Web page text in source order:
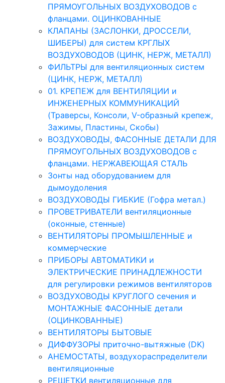
ПРЯМОУГОЛЬНЫХ ВОЗДУХОВОДОВ с
фланцами. ОЦИНКОВАННЫЕ
КЛАПАНЫ (ЗАСЛОНКИ, ДРОССЕЛИ,
ШИБЕРЫ) для систем КРГЛЫХ
ВОЗДУХОВОДОВ (ЦИНК, НЕРЖ, МЕТАЛЛ)
ФИЛЬТРЫ для вентиляционных систем
(ЦИНК, НЕРЖ, МЕТАЛЛ)
01. КРЕПЕЖ для ВЕНТИЛЯЦИИ и
ИНЖЕНЕРНЫХ КОММУНИКАЦИЙ
(Траверсы, Консоли, V-образный крепеж,
Зажимы, Пластины, Скобы)
ВОЗДУХОВОДЫ, ФАСОННЫЕ ДЕТАЛИ ДЛЯ
ПРЯМОУГОЛЬНЫХ ВОЗДУХОВОДОВ с
фланцами. НЕРЖАВЕЮЩАЯ СТАЛЬ
Зонты над оборудованием для
дымоудоления
ВОЗДУХОВОДЫ ГИБКИЕ (Гофра метал.)
ПРОВЕТРИВАТЕЛИ вентиляционные
(оконные, стенные)
ВЕНТИЛЯТОРЫ ПРОМЫШЛЕННЫЕ и
коммерческие
ПРИБОРЫ АВТОМАТИКИ и
ЭЛЕКТРИЧЕСКИЕ ПРИНАДЛЕЖНОСТИ
для регулировки режимов вентиляторов
ВОЗДУХОВОДЫ КРУГЛОГО сечения и
МОНТАЖНЫЕ ФАСОННЫЕ детали
(ОЦИНКОВАННЫЕ)
ВЕНТИЛЯТОРЫ БЫТОВЫЕ
ДИФФУЗОРЫ приточно-вытяжные (DK)
АНЕМОСТАТЫ, воздухораспределители
вентиляционные
РЕШЕТКИ вентиляционные для